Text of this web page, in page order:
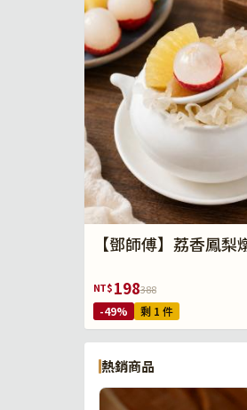
【鄧師傅】荔香鳳
NT$198388
-49% 剩 1 件
熱銷商品